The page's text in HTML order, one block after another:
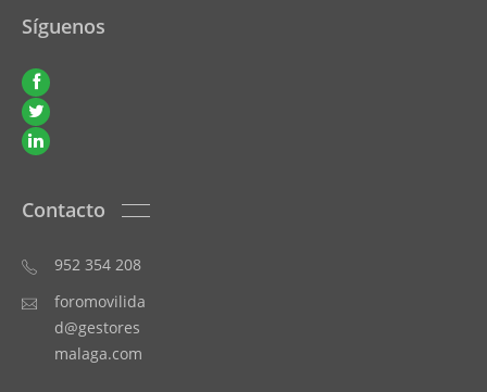
Síguenos
Contacto
952 354 208
foromovilida
d@gestores
malaga.com